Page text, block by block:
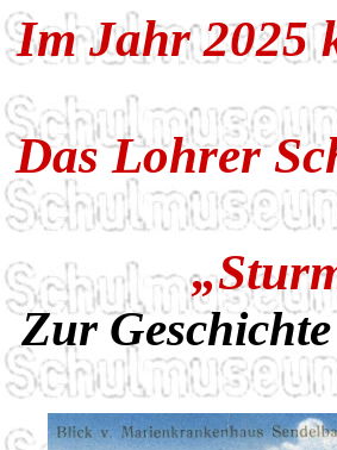
Im Jahr 2025
Das Lohrer
Zur